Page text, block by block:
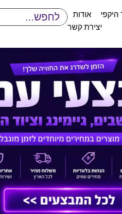
היקפי
אודות
יצירת קשר